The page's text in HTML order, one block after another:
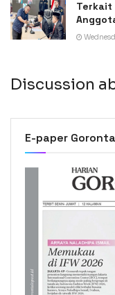
Terkait
Discussion
E-paper